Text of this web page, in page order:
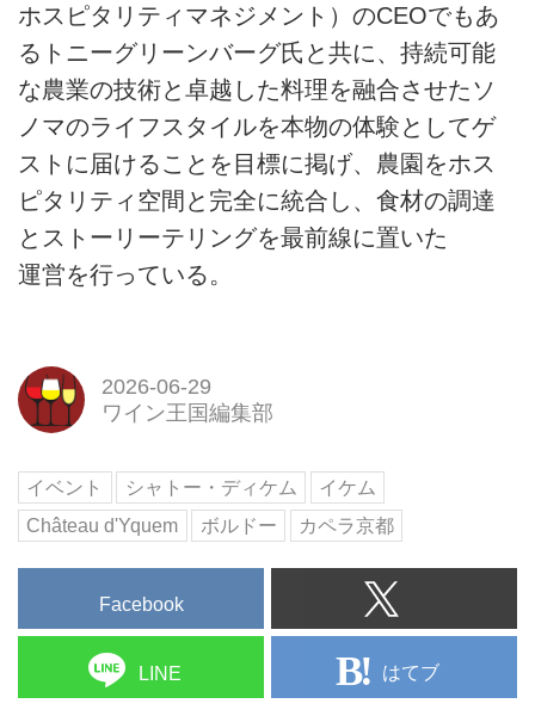
ホスピタリティマネジメント）のCEOでもあ
るトニーグリーンバーグ氏と共に、持続可能
な農業の技術と卓越した料理を融合させたソ
ノマのライフスタイルを本物の体験としてゲ
ストに届けることを目標に掲げ、農園をホス
ピタリティ空間と完全に統合し、食材の調達
とストーリーテリングを最前線に置いた
運営を行っている。
2026-06-29
ワイン王国編集部
イベント シャトー・ディケム
イケム
Château d'Yquem
ボルドー カペラ京都
Facebook
LINE はてブ